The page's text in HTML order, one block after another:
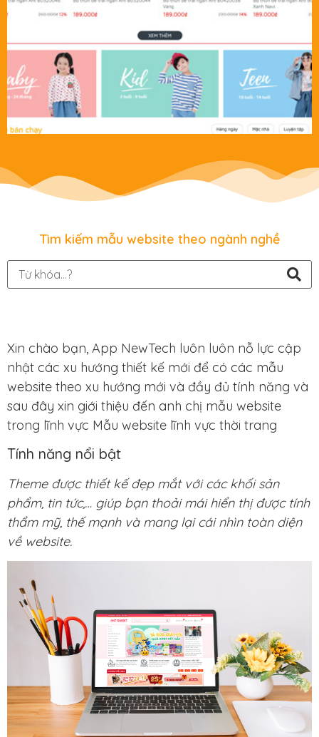
Tìm kiếm mẫu website theo ngành nghề
Xin chào bạn, App NewTech luôn luôn nỗ lực cập
nhật các xu hướng thiết kế mới để có các mẫu
website theo xu hướng mới và đầy đủ tính năng và
sau đây xin giới thiệu đến anh chị mẫu website
trong lĩnh vực Mẫu website lĩnh vực thời trang
Tính năng nổi bật
Theme được thiết kế đẹp mắt với các khối sản
phẩm, tin tức,… giúp bạn thoải mái hiển thị được tính
thẩm mỹ, thế mạnh và mang lại cái nhìn toàn diện
về website.